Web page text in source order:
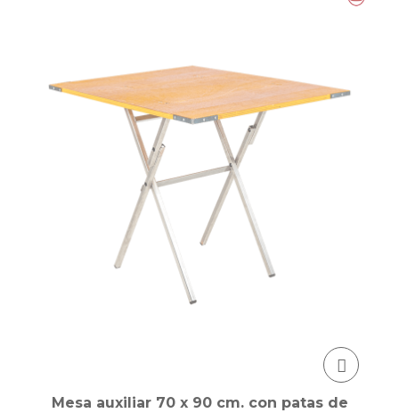
Mesa auxiliar 70 x 90 cm. con patas de